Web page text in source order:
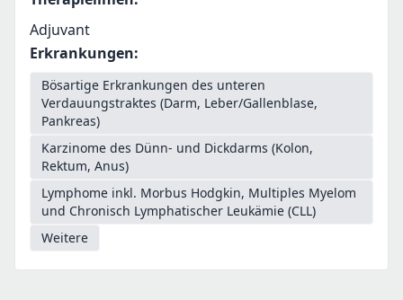
Adjuvant
Erkrankungen:
Bösartige Erkrankungen des unteren
Verdauungstraktes (Darm, Leber/Gallenblase,
Pankreas)
Karzinome des Dünn- und Dickdarms (Kolon,
Rektum, Anus)
Lymphome inkl. Morbus Hodgkin, Multiples Myelom
und Chronisch Lymphatischer Leukämie (CLL)
Weitere